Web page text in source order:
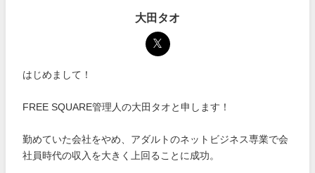
大田タオ
はじめまして！
FREE SQUARE管理人の大田タオと申します！
勤めていた会社をやめ、アダルトのネットビジネス専業で会
社員時代の収入を大きく上回ることに成功。